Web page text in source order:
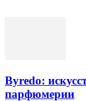
Byredo:
парфюмерии